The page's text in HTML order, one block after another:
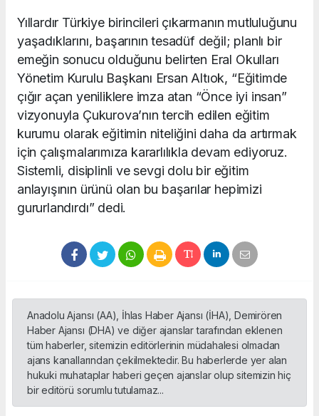
Yıllardır Türkiye birincileri çıkarmanın mutluluğunu
yaşadıklarını, başarının tesadüf değil; planlı bir
emeğin sonucu olduğunu belirten Eral Okulları
Yönetim Kurulu Başkanı Ersan Altıok, “Eğitimde
çığır açan yeniliklere imza atan “Önce iyi insan”
vizyonuyla Çukurova’nın tercih edilen eğitim
kurumu olarak eğitimin niteliğini daha da artırmak
için çalışmalarımıza kararlılıkla devam ediyoruz.
Sistemli, disiplinli ve sevgi dolu bir eğitim
anlayışının ürünü olan bu başarılar hepimizi
gururlandırdı” dedi.
Anadolu Ajansı (AA), İhlas Haber Ajansı (İHA), Demirören
Haber Ajansı (DHA) ve diğer ajanslar tarafından eklenen
tüm haberler, sitemizin editörlerinin müdahalesi olmadan
ajans kanallarından çekilmektedir. Bu haberlerde yer alan
hukuki muhataplar haberi geçen ajanslar olup sitemizin hiç
bir editörü sorumlu tutulamaz...